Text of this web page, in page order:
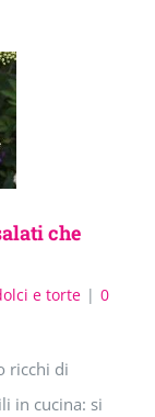
che
e torte | 0
ricchi di
in cucina: si